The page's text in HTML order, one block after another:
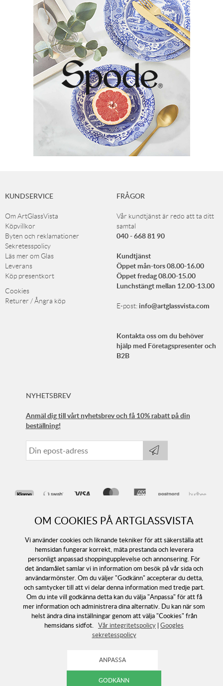
OM COOKIES PÅ ARTGLASSVISTA
Vi använder cookies och liknande tekniker för att säkerställa att
hemsidan fungerar korrekt, mäta prestanda och leverera
personligt anpassad shoppingupplevelse och annonsering. För
det ändamålet samlar vi in information om besök på vår sida och
användarmönster. Om du väljer "Godkänn" accepterar du detta,
och samtycker till att vi delar denna information med tredje part.
Om du inte vill godkänna detta kan du välja "Anpassa" för att få
mer information och administrera dina alternativ. Du kan när som
helst ändra dina inställningar genom att välja "Cookies" från
hemsidans sidfot. Vår integritetspolicy | Googles
sekretesspolicy
KUNDSERVICE
Om ArtGlassVista
Köpvillkor
Byten och reklamationer
Sekretesspolicy
Läs mer om Glas
Leverans
Köp presentkort
Cookies
Returer / Ångra köp
FRÅGOR
Vår kundtjänst är redo att ta ditt
samtal
040 - 668 81 90
Kundtjänst
Öppet mån-tors 08.00-16.00
Öppet fredag 08.00-15.00
Lunchstängt mellan 12.00-13.00
E-post:info@artglassvista.com
Kontakta oss om du behöver
hjälp med Företagspresenter och
B2B
NYHETSBREV
Anmäl dig till vårt nyhetsbrev och få 10% rabatt på din
beställning!
Följ oss